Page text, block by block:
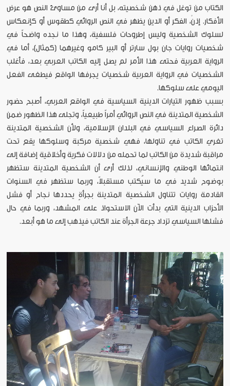
الكتاب من توغل في ذهن شخصيته، بل أنا أرى من مساوئ النص هو عرض
الأفكار. إذنْ، الفكر أو الدين يظهر في النص الروائي كطقوس أو كإنعكاس
لسلوك الشخصية وليس إطروحات فلسفية، وهذا ما نجده واضحاً في
شخصيات روايات جان بول سارتر أو البير كامو وغيرهما (كمثال)، أما في
الرواية العربية فحتى هذا الأمر لم يصل إليه الكاتب العربي بعد، فأغلب
الشخصيات في الرواية العربية شخصيات يجرفها الواقع فيطغى الفعل
اليومي على سلوكها.
بسبب ظهور التيارات الدينية السياسية في الواقع العربي، أصبح حضور
الشخصية المتدينة في النص الروائي أمراً طبيعياً، وتجلى هذا الظهور ضمن
دائرة الصراع السياسي في البلدان الإسلامية، ولأن الشخصية المتدينة
تغري الكاتب في تناولها، فهي شخصية مركبة وسلوكها يقع تحت
مراقبة شديدة من الكاتب لما تحمله من دلالات فكرية وأخلاقية إضافة إلى
انتمائها الوطني والإنساني، لذلك أرى أن الشخصية المتدينة ستظهر
بوضوح شديد في ما سيُكتب مستقبلاً، وربما ستظهر في السنوات
القادمة روايات تتناول الشخصية المتدينة بجرأةٍ يحددها نجاح أو فشل
الأحزاب الدينية التي بدأت الآن الاستحواذ على المشهد، وربما في حال
فشلها السياسي تزداد جرعة الجرأة عند الكاتب فيذهب إلى ما هو أبعد.